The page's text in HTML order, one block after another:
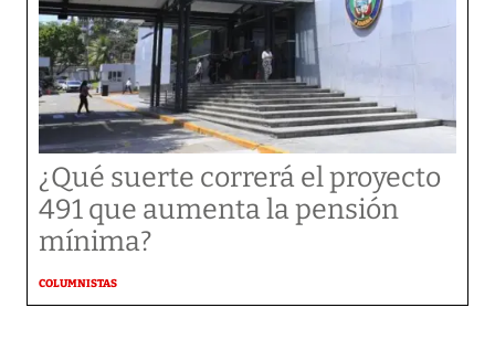
¿Qué suerte correrá el proyecto
491 que aumenta la pensión
mínima?
COLUMNISTAS